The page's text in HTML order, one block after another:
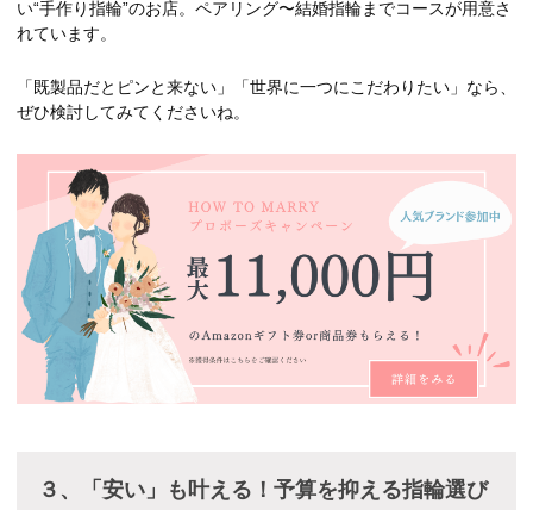
い“手作り指輪”のお店。ペアリング〜結婚指輪までコースが用意さ
れています。
「既製品だとピンと来ない」「世界に一つにこだわりたい」なら、
ぜひ検討してみてくださいね。
３、「安い」も叶える！予算を抑える指輪選び